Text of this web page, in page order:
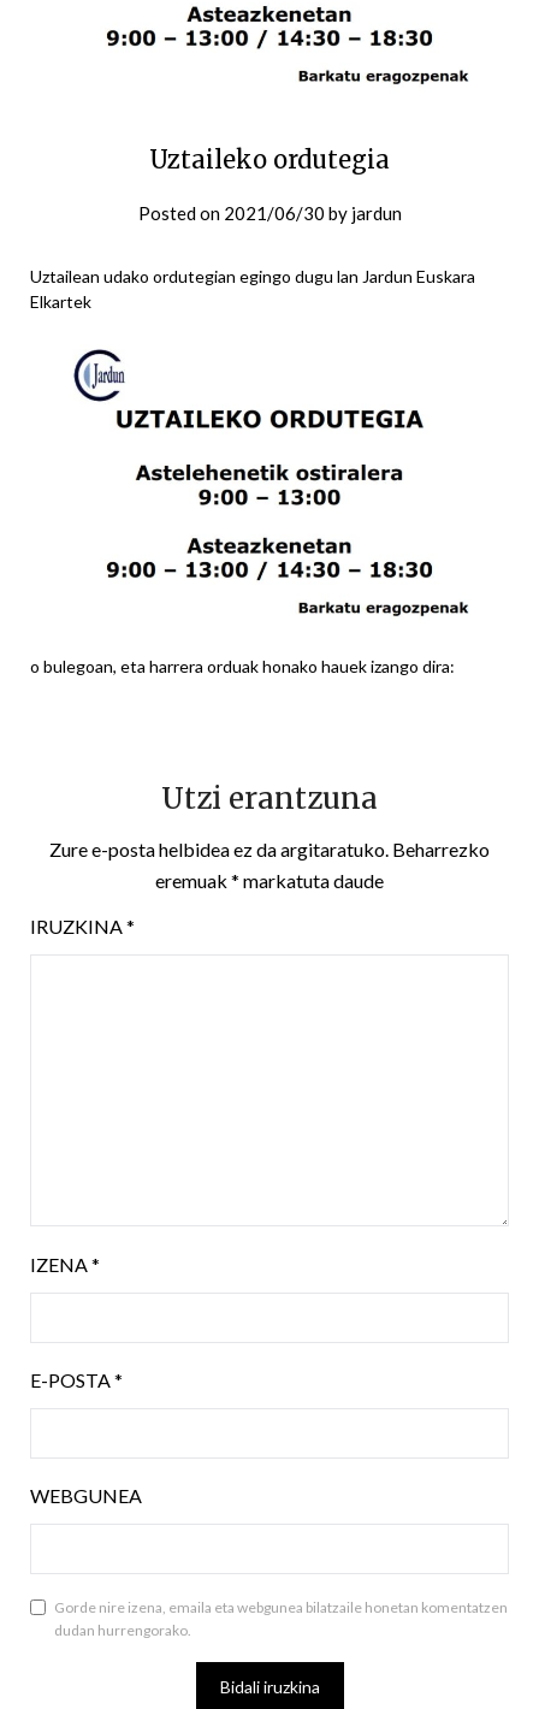
Uztaileko ordutegia
Posted on 2021/06/30 by jardun
Uztailean udako ordutegian egingo dugu lan Jardun Euskara
Elkartek
o bulegoan, eta harrera orduak honako hauek izango dira:
Utzi erantzuna
Zure e-posta helbidea ez da argitaratuko. Beharrezko
eremuak * markatuta daude
IRUZKINA *
IZENA *
E-POSTA *
WEBGUNEA
Gorde nire izena, emaila eta webgunea bilatzaile honetan komentatzen
dudan hurrengorako.